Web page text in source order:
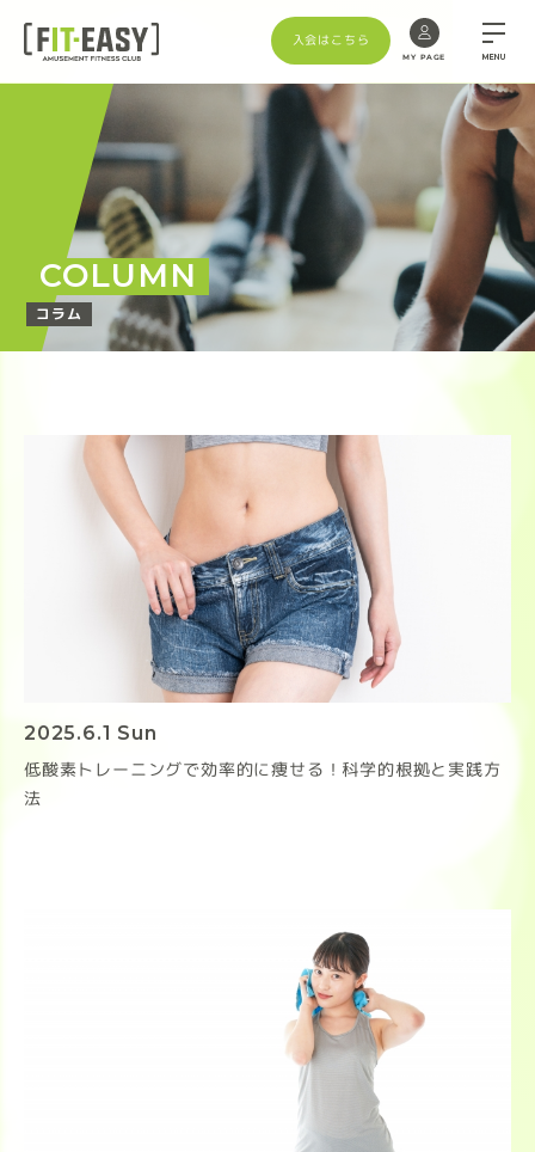
入会はこちら
MY PAGE MENU
COLUMN
コラム
2025.6.1 Sun
低酸素トレーニングで効率的に痩せる！科学的根拠と実践方
法